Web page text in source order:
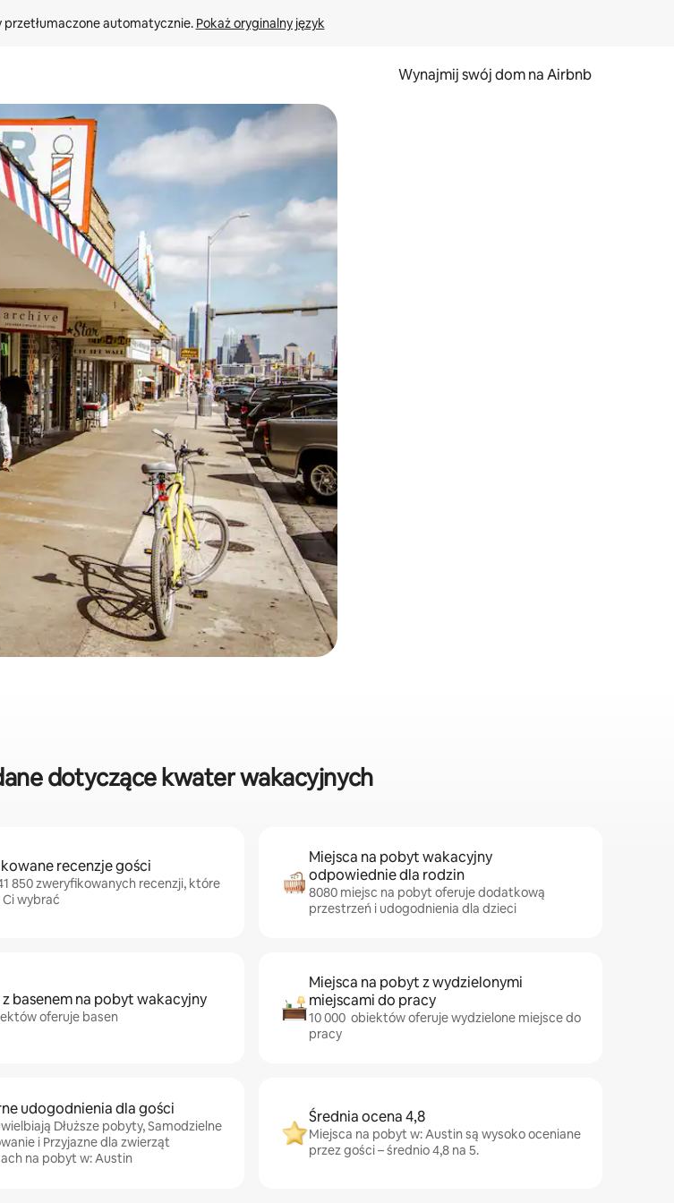
przetłumaczone automatycznie. Pokaż oryginalny język
Wynajmij swój dom na Airbnb
strzałek w górę i w dół lub przeglądać je za pomocą gestów dotykowych lub przesuwania.
dotyczące kwater wakacyjnych
recenzje gości
850 zweryfikowanych recenzji, które
wybrać
Miejsca na pobyt wakacyjny
odpowiednie dla rodzin
8080 miejsc na pobyt oferuje dodatkową
przestrzeń i udogodnienia dla dzieci
z basenem na pobyt wakacyjny
oferuje basen
Miejsca na pobyt z wydzielonymi
miejscami do pracy
10 000 obiektów oferuje wydzielone miejsce do
pracy
udogodnienia dla gości
Dłuższe pobyty, Samodzielne
i Przyjazne dla zwierząt
na pobyt w: Austin
Średnia ocena 4,8
Miejsca na pobyt w: Austin są wysoko oceniane
przez gości – średnio 4,8 na 5.